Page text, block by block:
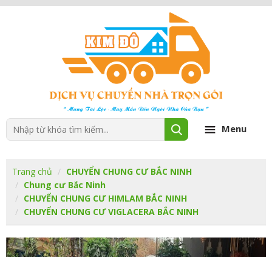
Menu
Trang chủ
CHUYỂN CHUNG CƯ BẮC NINH
Chung cư Bắc Ninh
CHUYỂN CHUNG CƯ HIMLAM BẮC NINH
CHUYỂN CHUNG CƯ VIGLACERA BẮC NINH